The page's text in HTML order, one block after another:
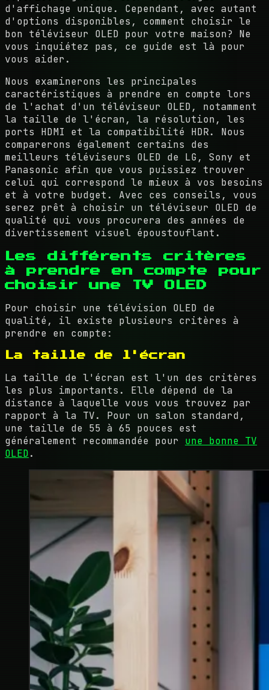
d'affichage unique. Cependant, avec autant
d'options disponibles, comment choisir le
bon téléviseur OLED pour votre maison? Ne
vous inquiétez pas, ce guide est là pour
vous aider.
Nous examinerons les principales
caractéristiques à prendre en compte lors
de l'achat d'un téléviseur OLED, notamment
la taille de l'écran, la résolution, les
ports HDMI et la compatibilité HDR. Nous
comparerons également certains des
meilleurs téléviseurs OLED de LG, Sony et
Panasonic afin que vous puissiez trouver
celui qui correspond le mieux à vos besoins
et à votre budget. Avec ces conseils, vous
serez prêt à choisir un téléviseur OLED de
qualité qui vous procurera des années de
divertissement visuel époustouflant.
Les différents critères
à prendre en compte pour
choisir une TV OLED
Pour choisir une télévision OLED de
qualité, il existe plusieurs critères à
prendre en compte:
La taille de l'écran
La taille de l'écran est l'un des critères
les plus importants. Elle dépend de la
distance à laquelle vous vous trouvez par
rapport à la TV. Pour un salon standard,
une taille de 55 à 65 pouces est
généralement recommandée pour une bonne TV
OLED.